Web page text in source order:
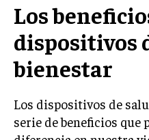
Los
dispositivos
bienestar
Los dispositivos de
serie de beneficios que